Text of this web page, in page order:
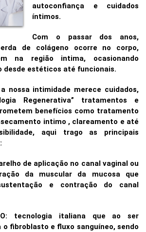
autoconfiança e cuidados
íntimos.
Com o passar dos anos,
de colágeno ocorre no corpo,
na região intima, ocasionando
desde estéticos até funcionais.
a nossa intimidade merece cuidados,
Regenerativa” tratamentos e
benefícios como tratamento
intimo , clareamento e até
aqui trago as principais
de aplicação no canal vaginal ou
da muscular da mucosa que
e contração do canal
tecnologia italiana que ao ser
fibroblasto e fluxo sanguíneo, sendo